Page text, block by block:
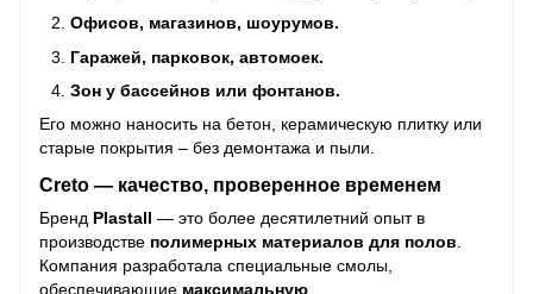
Офисов, магазинов, шоурумов.
Гаражей, парковок, автомоек.
Зон у бассейнов или фонтанов.
Его можно наносить на бетон, керамическую плитку или
старые покрытия – без демонтажа и пыли.
Creto — качество, проверенное временем
Бренд Plastall — это более десятилетний опыт в
производстве полимерных материалов для полов
Компания разработала специальные смолы,
обеспечивающие максимальную